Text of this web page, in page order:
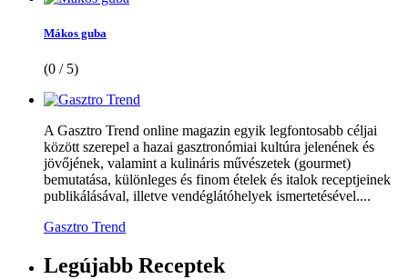
Mákos guba
(0 / 5)
A Gasztro Trend online magazin egyik legfontosabb céljai
között szerepel a hazai gasztronómiai kultúra jelenének és
jövőjének, valamint a kulináris művészetek (gourmet)
bemutatása, különleges és finom ételek és italok receptjeinek
publikálásával, illetve vendéglátóhelyek ismertetésével....
Gasztro Trend
Legújabb Receptek